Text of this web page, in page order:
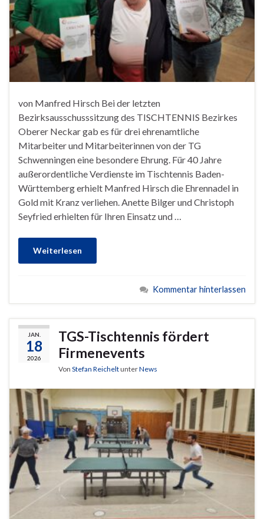
von Manfred Hirsch Bei der letzten
Bezirksausschusssitzung des TISCHTENNIS Bezirkes
Oberer Neckar gab es für drei ehrenamtliche
Mitarbeiter und Mitarbeiterinnen von der TG
Schwenningen eine besondere Ehrung. Für 40 Jahre
außerordentliche Verdienste im Tischtennis Baden-
Württemberg erhielt Manfred Hirsch die Ehrennadel in
Gold mit Kranz verliehen. Anette Bilger und Christoph
Seyfried erhielten für Ihren Einsatz und …
Weiterlesen
Kommentar hinterlassen
JAN.
18
2026
TGS-Tischtennis fördert
Firmenevents
Von Stefan ReicheltunterNews